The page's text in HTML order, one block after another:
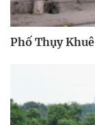
Phố Thụy Khuê